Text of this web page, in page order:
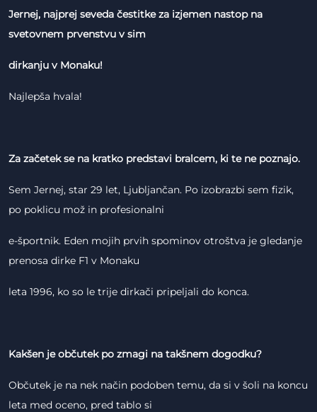
Jernej, najprej seveda čestitke za izjemen nastop na
svetovnem prvenstvu v sim
dirkanju v Monaku!
Najlepša hvala!
Za začetek se na kratko predstavi bralcem, ki te ne poznajo.
Sem Jernej, star 29 let, Ljubljančan. Po izobrazbi sem fizik,
po poklicu mož in profesionalni
e-športnik. Eden mojih prvih spominov otroštva je gledanje
prenosa dirke F1 v Monaku
leta 1996, ko so le trije dirkači pripeljali do konca.
Kakšen je občutek po zmagi na takšnem dogodku?
Občutek je na nek način podoben temu, da si v šoli na koncu
leta med oceno, pred tablo si